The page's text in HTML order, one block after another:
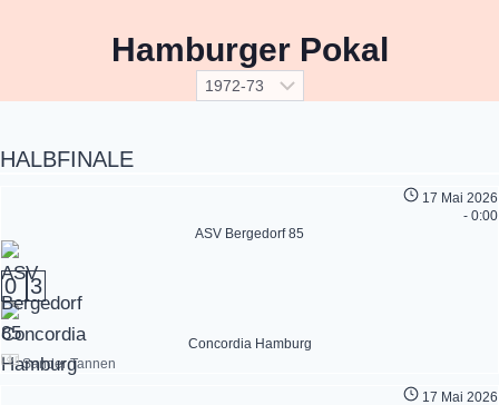
Hamburger Pokal
HALBFINALE
17 Mai 2026
- 0:00
ASV Bergedorf 85
0 3
Concordia Hamburg
Sander Tannen
17 Mai 2026